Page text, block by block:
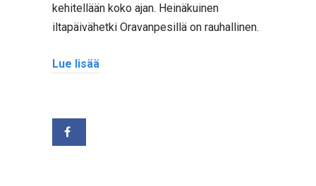
kehitellään koko ajan. Heinäkuinen
iltapäivähetki Oravanpesillä on rauhallinen.
Lue lisää